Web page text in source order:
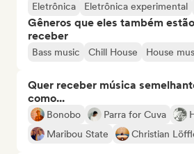
Eletrônica
Eletrônica experimental
Gêneros que eles também
receber
Bass music Chill House House
Quer receber música
como...
Bonobo Parra for Cuva
Maribou State
Christian